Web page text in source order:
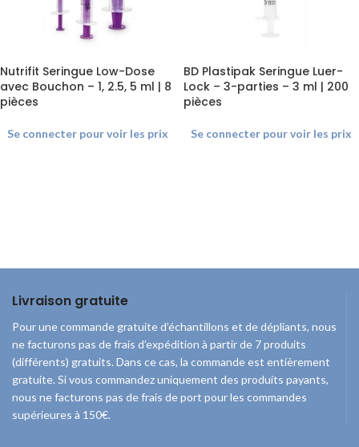
Nutrifit Seringue Low-Dose
avec Bouchon – 1, 2.5, 5 ml | 8
pièces
Se connecter pour voir les prix
BD Plastipak Seringue Luer-
Lock – 3-parties – 3 ml | 200
pièces
Se connecter pour voir les prix
Livraison gratuite
Pour une commande gratuite d’échantillons et de dépliants, nous
ne facturons pas de frais d’expédition à partir de 7 produits
(différents) gratuits. Dans ce cas, la commande est entièrement
gratuite. Si vous commandez uniquement des produits payants,
nous ne facturons pas de frais de port pour les commandes
supérieures à 150€.